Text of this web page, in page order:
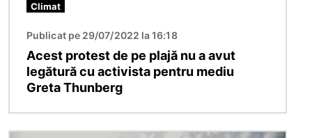
Climat
Publicat pe 29/07/2022 la 16:18
Acest protest de pe plajă nu a avut
legătură cu activista pentru mediu
Greta Thunberg